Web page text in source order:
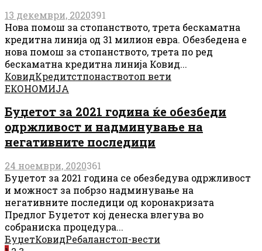
13 декември, 2020391
Нова помош за стопанството, трета бескаматна
кредитна линија од 31 милион евра. Обезбедена е
нова помош за стопанството, трета по ред
бескаматна кредитна линија Ковид...
КовидКредитстпонаствотоп вети
ЕКОНОМИЈА
Буџетот за 2021 година ќе обезбеди
одржливост и надминување на
негативните последици
24 ноември, 2020361
Буџетот за 2021 година се обезбедува одржливост
и можност за побрзо надминување на
негативните последици од коронакризата
Предлог Буџетот кој денеска влегува во
собраниска процедура...
БуџетКовидРебаланстоп-вести